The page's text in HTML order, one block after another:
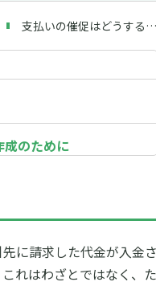
支払いの催促はどうする？督促状の書き方と支払催促のポイント
成のために
に請求した代金が入金
れはわざとではなく、た